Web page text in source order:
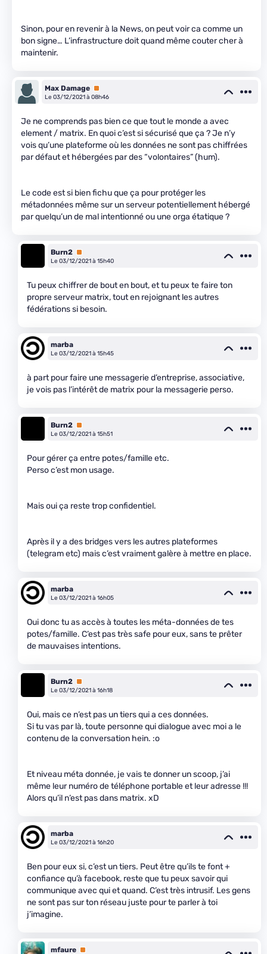
Sinon, pour en revenir à la News, on peut voir ca comme un
bon signe… L’infrastructure doit quand même couter cher à
maintenir.
Max Damage Premium
Le 03/12/2021 à 08h46
Je ne comprends pas bien ce que tout le monde a avec
element / matrix. En quoi c’est si sécurisé que ça ? Je n’y
vois qu’une plateforme où les données ne sont pas chiffrées
par défaut et hébergées par des “volontaires” (hum).
Le code est si bien fichu que ça pour protéger les
métadonnées même sur un serveur potentiellement hébergé
par quelqu’un de mal intentionné ou une orga étatique ?
Burn2 Premium
Le 03/12/2021 à 15h40
Tu peux chiffrer de bout en bout, et tu peux te faire ton
propre serveur matrix, tout en rejoignant les autres
fédérations si besoin.
marba
Le 03/12/2021 à 15h45
à part pour faire une messagerie d’entreprise, associative,
je vois pas l’intérêt de matrix pour la messagerie perso.
Burn2 Premium
Le 03/12/2021 à 15h51
Pour gérer ça entre potes/famille etc.
Perso c’est mon usage.
Mais oui ça reste trop confidentiel.
Après il y a des bridges vers les autres plateformes
(telegram etc) mais c’est vraiment galère à mettre en place.
marba
Le 03/12/2021 à 16h05
Oui donc tu as accès à toutes les méta-données de tes
potes/famille. C’est pas très safe pour eux, sans te prêter
de mauvaises intentions.
Burn2 Premium
Le 03/12/2021 à 16h18
Oui, mais ce n’est pas un tiers qui a ces données.
Si tu vas par là, toute personne qui dialogue avec moi a le
contenu de la conversation hein. :o
Et niveau méta donnée, je vais te donner un scoop, j’ai
même leur numéro de téléphone portable et leur adresse !!!
Alors qu’il n’est pas dans matrix. xD
marba
Le 03/12/2021 à 16h20
Ben pour eux si, c’est un tiers. Peut être qu’ils te font +
confiance qu’à facebook, reste que tu peux savoir qui
communique avec qui et quand. C’est très intrusif. Les gens
ne sont pas sur ton réseau juste pour te parler à toi
j’imagine.
mfaure Premium